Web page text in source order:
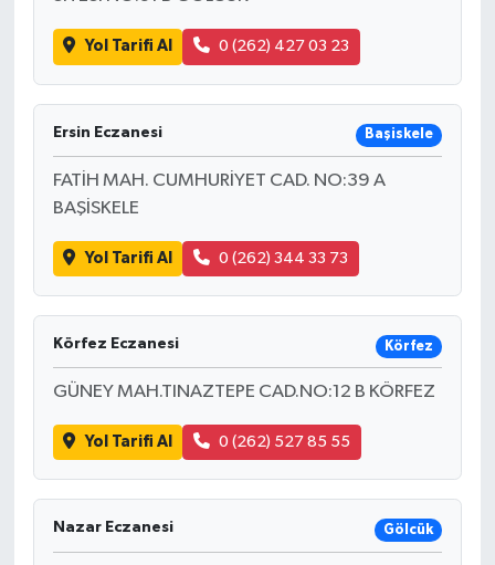
Yol Tarifi Al 0 (262) 427 03 23
Ersin Eczanesi Başiskele
FATİH MAH. CUMHURİYET CAD. NO:39 A
BAŞİSKELE
Yol Tarifi Al 0 (262) 344 33 73
Körfez Eczanesi Körfez
GÜNEY MAH.TINAZTEPE CAD.NO:12 B KÖRFEZ
Yol Tarifi Al 0 (262) 527 85 55
Nazar Eczanesi Gölcük